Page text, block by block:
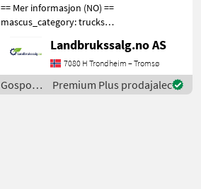
== Mer informasjon (NO) ==
mascus_category: trucks
number upon request: 9401
en.landbrukssalg.no/9401
for more images
Landbrukssalg.no AS
7080 H Trondheim – Tromsø
Gospodarska
vozila /
Premium Plus prodajalec